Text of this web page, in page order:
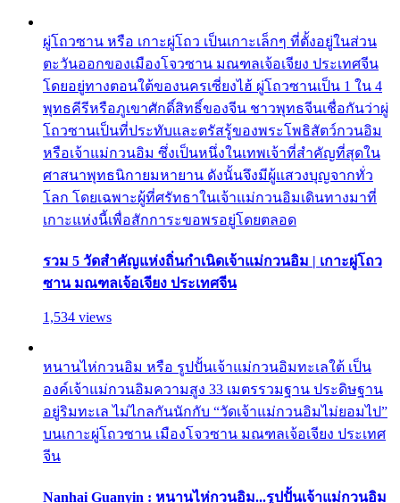
ผู่โถวซาน หรือ เกาะผู่โถว เป็นเกาะเล็กๆ ที่ตั้งอยู่ในส่วน
ตะวันออกของเมืองโจวซาน มณฑลเจ้อเจียง ประเทศจีน
โดยอยู่ทางตอนใต้ของนครเซี่ยงไฮ้ ผู่โถวซานเป็น 1 ใน 4
พุทธคีรีหรือภูเขาศักดิ์สิทธิ์ของจีน ชาวพุทธจีนเชื่อกันว่าผู่
โถวซานเป็นที่ประทับและตรัสรู้ของพระโพธิสัตว์กวนอิม
หรือเจ้าแม่กวนอิม ซึ่งเป็นหนึ่งในเทพเจ้าที่สำคัญที่สุดใน
ศาสนาพุทธนิกายมหายาน ดังนั้นจึงมีผู้แสวงบุญจากทั่ว
โลก โดยเฉพาะผู้ที่ศรัทธาในเจ้าแม่กวนอิมเดินทางมาที่
เกาะแห่งนี้เพื่อสักการะขอพรอยู่โดยตลอด
รวม 5 วัดสำคัญแห่งถิ่นกำเนิดเจ้าแม่กวนอิม | เกาะผู่โถว
ซาน มณฑลเจ้อเจียง ประเทศจีน
1,534 views
หนานไห่กวนอิม หรือ รูปปั้นเจ้าแม่กวนอิมทะเลใต้ เป็น
องค์เจ้าแม่กวนอิมความสูง 33 เมตรรวมฐาน ประดิษฐาน
อยู่ริมทะเล ไม่ไกลกันนักกับ “วัดเจ้าแม่กวนอิมไม่ยอมไป”
บนเกาะผู่โถวซาน เมืองโจวซาน มณฑลเจ้อเจียง ประเทศ
จีน
Nanhai Guanyin : หนานไห่กวนอิม...รูปปั้นเจ้าแม่กวนอิม